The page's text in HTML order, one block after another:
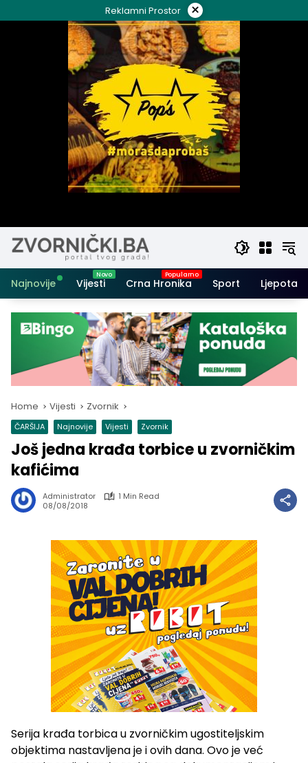
to
Reklamni Prostor ×
Najnovije Vijesti Crna Hronika Sport Ljepota i
Home Vijesti Zvornik
ČARŠIJA Najnovije Vijesti Zvornik
Još jedna krađa torbice u zvorničkim
kafićima
Administrator
1 Min Read
08/08/2018
Serija krađa torbica u zvorničkim ugostiteljskim
objektima nastavljena je i ovih dana. Ovo je već